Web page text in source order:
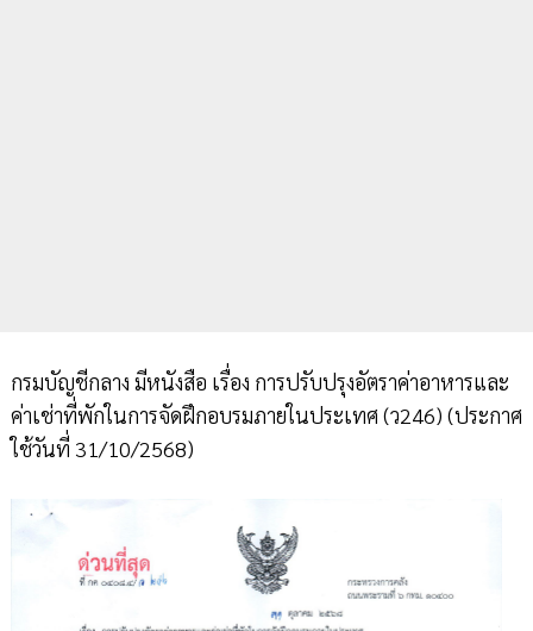
กรมบัญชีกลาง มีหนังสือ เรื่อง การปรับปรุงอัตราค่าอาหารและ
ค่าเช่าที่พักในการจัดฝึกอบรมภายในประเทศ (ว246) (ประกาศ
ใช้วันที่ 31/10/2568)